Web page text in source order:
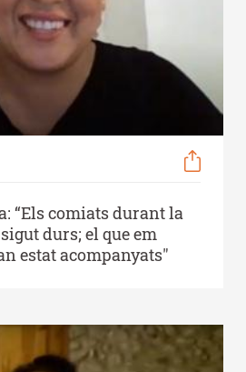
“Els comiats durant la
durs; el que em
estat acompanyats"